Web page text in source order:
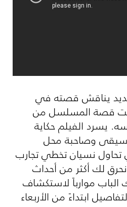
يناقش قصته في
قصة المسلسل من
يسرد الفيلم حكاية
وصاحبة محل
نسيان تخطي تجارب
لك أكثر من أحداث
موارباً لاستكشاف
ابتداءً من الأربعاء